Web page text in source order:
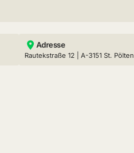
Adresse
Rautekstraße 12 | A-3151 St. Pölten